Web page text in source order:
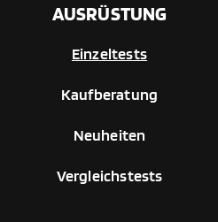
AUSRÜSTUNG
Einzeltests
Kaufberatung
Neuheiten
Vergleichstests